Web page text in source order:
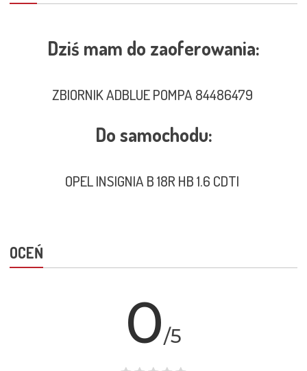
Dziś mam do zaoferowania:
ZBIORNIK ADBLUE POMPA 84486479
Do samochodu:
OPEL INSIGNIA B 18R HB 1.6 CDTI
OCEŃ
0/5